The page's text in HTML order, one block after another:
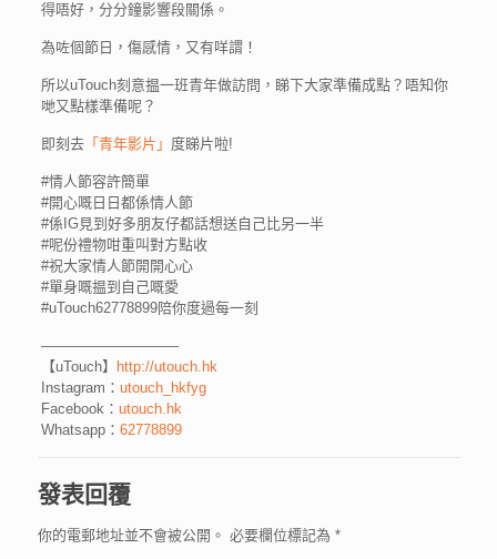
得唔好，分分鐘影響段關係。
為咗個節日，傷感情，又有咩謂！
所以uTouch刻意揾一班青年做訪問，睇下大家準備成點？唔知你
哋又點樣準備呢？
即刻去 「青年影片」 度睇片啦!
#情人節容許簡單
#開心嘅日日都係情人節
#係IG見到好多朋友仔都話想送自己比另一半
#呢份禮物咁重叫對方點收
#祝大家情人節開開心心
#單身嘅揾到自己嘅愛
#uTouch62778899陪你度過每一刻
—————————–
【uTouch】
http://utouch.hk
Instagram：utouch_hkfyg
Facebook：utouch.hk
Whatsapp：62778899
發表回覆
你的電郵地址並不會被公開。 必要欄位標記為 *